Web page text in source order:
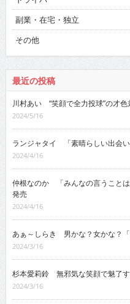
副業・在宅・独立
その他
最近の投稿
川村あい “笑顔で全力投球”の才
2024/5/16
ランジャタイ 「素晴らしい出会い
2024/4/16
仲根なのか 「みんなの言うこと
発売
2024/4/16
あぁ～しらき 男かな？女かな？「
2024/3/16
杉本愛莉鈴 無邪気な笑顔で魅了す
2024/3/16